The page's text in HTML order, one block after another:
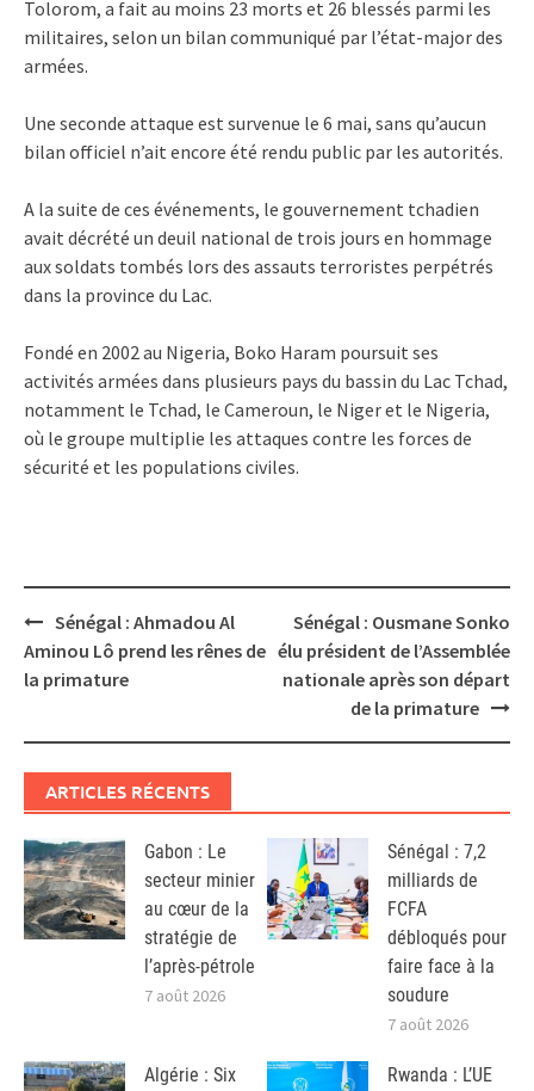
Tolorom, a fait au moins 23 morts et 26 blessés parmi les
militaires, selon un bilan communiqué par l’état-major des
armées.
Une seconde attaque est survenue le 6 mai, sans qu’aucun
bilan officiel n’ait encore été rendu public par les autorités.
A la suite de ces événements, le gouvernement tchadien
avait décrété un deuil national de trois jours en hommage
aux soldats tombés lors des assauts terroristes perpétrés
dans la province du Lac.
Fondé en 2002 au Nigeria, Boko Haram poursuit ses
activités armées dans plusieurs pays du bassin du Lac Tchad,
notamment le Tchad, le Cameroun, le Niger et le Nigeria,
où le groupe multiplie les attaques contre les forces de
sécurité et les populations civiles.
Post
navigation
Sénégal : Ahmadou Al
Aminou Lô prend les rênes de
la primature
Sénégal : Ousmane Sonko
élu président de l’Assemblée
nationale après son départ
de la primature
ARTICLES RÉCENTS
Gabon : Le
secteur minier
au cœur de la
stratégie de
l’après-pétrole
7 août 2026
Sénégal : 7,2
milliards de
FCFA
débloqués pour
faire face à la
soudure
7 août 2026
Algérie : Six
Rwanda : L’UE